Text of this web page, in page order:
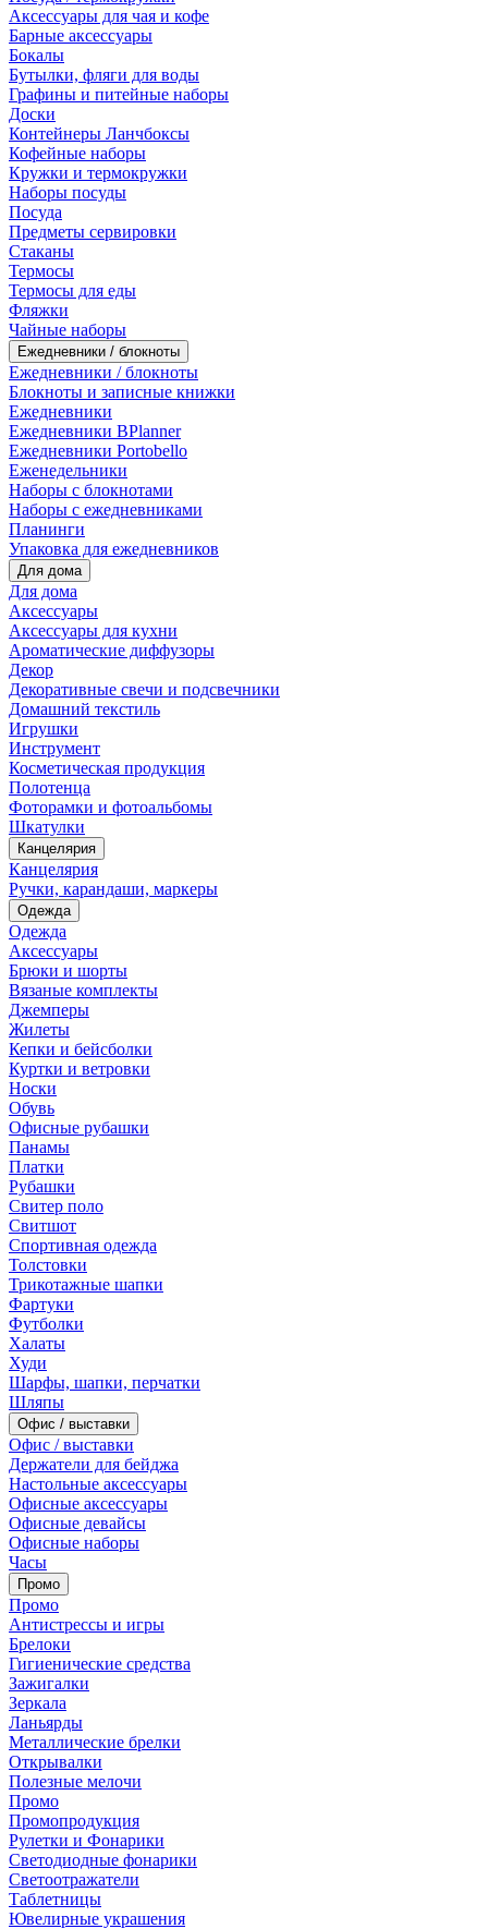
Аксессуары для чая и кофе
Барные аксессуары
Бокалы
Бутылки, фляги для воды
Графины и питейные наборы
Доски
Контейнеры Ланчбоксы
Кофейные наборы
Кружки и термокружки
Наборы посуды
Посуда
Предметы сервировки
Стаканы
Термосы
Термосы для еды
Фляжки
Чайные наборы
Ежедневники / блокноты
Ежедневники / блокноты
Блокноты и записные книжки
Ежедневники
Ежедневники BPlanner
Ежедневники Portobello
Еженедельники
Наборы с блокнотами
Наборы с ежедневниками
Планинги
Упаковка для ежедневников
Для дома
Для дома
Аксессуары
Аксессуары для кухни
Ароматические диффузоры
Декор
Декоративные свечи и подсвечники
Домашний текстиль
Игрушки
Инструмент
Косметическая продукция
Полотенца
Фоторамки и фотоальбомы
Шкатулки
Канцелярия
Канцелярия
Ручки, карандаши, маркеры
Одежда
Одежда
Аксессуары
Брюки и шорты
Вязаные комплекты
Джемперы
Жилеты
Кепки и бейсболки
Куртки и ветровки
Носки
Обувь
Офисные рубашки
Панамы
Платки
Рубашки
Свитер поло
Свитшот
Спортивная одежда
Толстовки
Трикотажные шапки
Фартуки
Футболки
Халаты
Худи
Шарфы, шапки, перчатки
Шляпы
Офис / выставки
Офис / выставки
Держатели для бейджа
Настольные аксессуары
Офисные аксессуары
Офисные девайсы
Офисные наборы
Часы
Промо
Промо
Антистрессы и игры
Брелоки
Гигиенические средства
Зажигалки
Зеркала
Ланьярды
Металлические брелки
Открывалки
Полезные мелочи
Промо
Промопродукция
Рулетки и Фонарики
Светодиодные фонарики
Светоотражатели
Таблетницы
Ювелирные украшения